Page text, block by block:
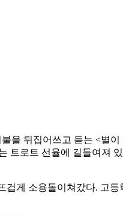
을 뒤집어쓰고 듣는 <별
로트 선율에 길들여져
게 소용돌이쳐갔다. 고